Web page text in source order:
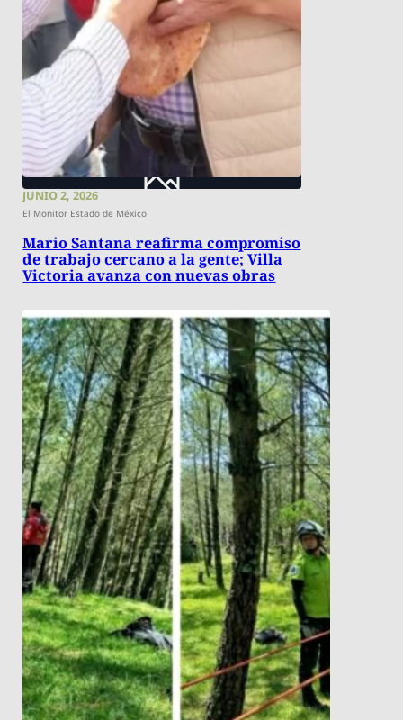
JUNIO 2, 2026
El Monitor Estado de México
Mario Santana reafirma compromiso
de trabajo cercano a la gente; Villa
Victoria avanza con nuevas obras